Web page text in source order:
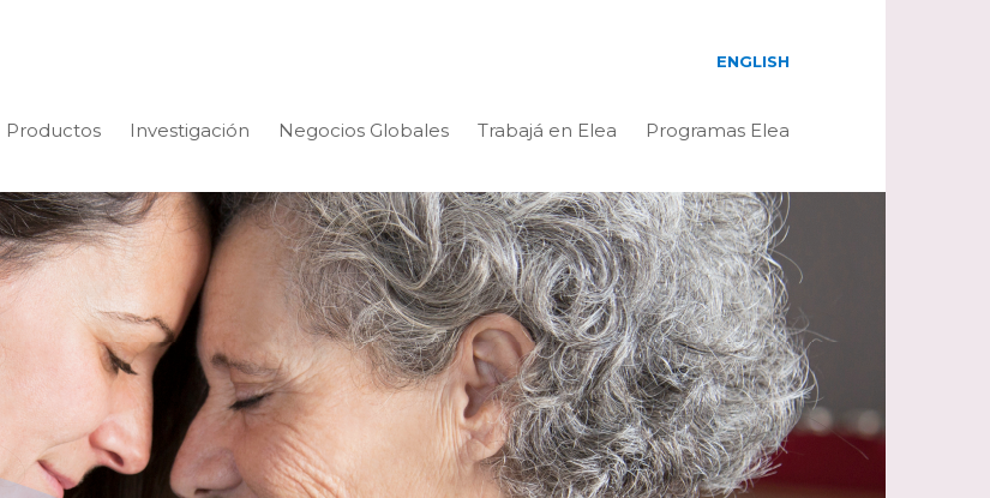
Productos Investigación Negocios Globales Trabajá en Elea Programas Elea
ENGLISH